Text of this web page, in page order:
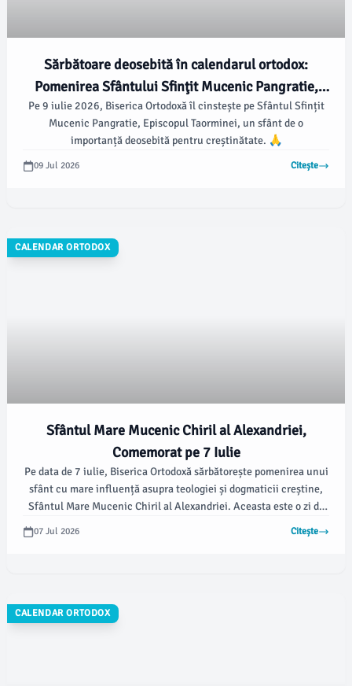
Sărbătoare deosebită în calendarul ortodox:
Pomenirea Sfântului Sfinţit Mucenic Pangratie,
Episcopul Taorminei
Pe 9 iulie 2026, Biserica Ortodoxă îl cinstește pe Sfântul Sfințit
Mucenic Pangratie, Episcopul Taorminei, un sfânt de o
importanță deosebită pentru creștinătate. 🙏
09 Jul 2026 Citește
CALENDAR ORTODOX
Sfântul Mare Mucenic Chiril al Alexandriei,
Comemorat pe 7 Iulie
Pe data de 7 iulie, Biserica Ortodoxă sărbătorește pomenirea unui
sfânt cu mare influență asupra teologiei și dogmaticii creștine,
Sfântul Mare Mucenic Chiril al Alexandriei. Aceasta este o zi de
mare importanță și este marcată cu o cruce roșie în calendarul
07 Jul 2026 Citește
CALENDAR ORTODOX